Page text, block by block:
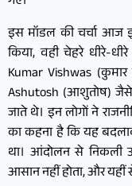
इस मॉडल की चर्चा आज
किया, वही चेहरे धीरे-
Kumar Vishwas (कुमार
Ashutosh (आशुतोष) जैसे
जाते थे। इन लोगों ने
का कहना है कि यह
था। आंदोलन से निकली
आसान नहीं होता, और